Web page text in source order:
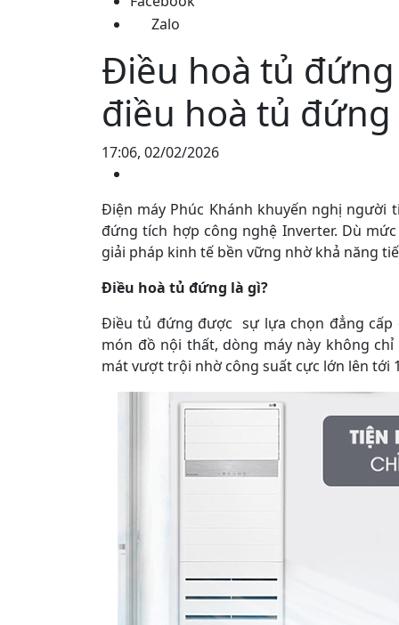
Zalo
Điều hoà tủ đứng
điều hoà tủ đứng
17:06, 02/02/2026
Điện máy Phúc Khánh khuyến nghị
đứng tích hợp công nghệ Inverter. Dù
giải pháp kinh tế bền vững nhờ khả năng
Điều hoà tủ đứng là gì?
Điều tủ đứng được sự lựa chọn đẳng
món đồ nội thất, dòng máy này không
mát vượt trội nhờ công suất cực lớn lên tới